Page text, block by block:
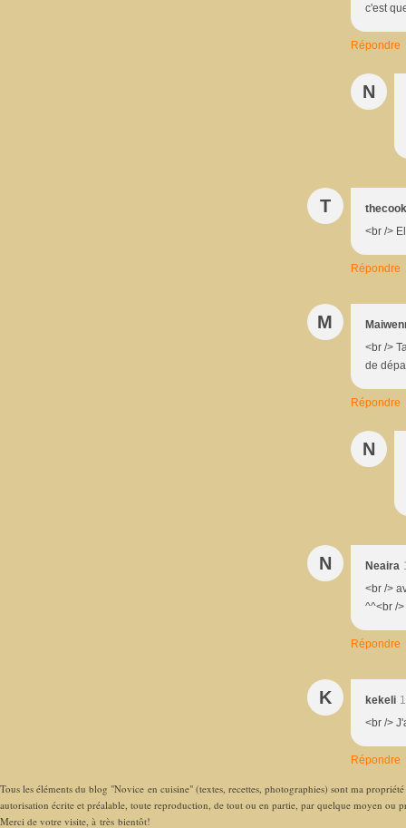
c'est
Répondre
N
T
<br />
Répondre
M
<br />
de
Répondre
N
N Neaira
<br />
^^<br />
Répondre
K kekeli
<br />
Répondre
Tous les éléments du blog "Novice en cuisine" (textes, recettes, photographies) sont ma
autorisation écrite et préalable, toute reproduction, de tout ou en partie, par quelque moyen ou
Merci de votre visite, à très bientôt!